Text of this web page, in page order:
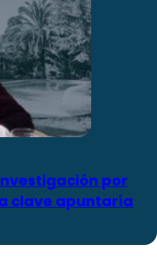
por
clave apuntaría